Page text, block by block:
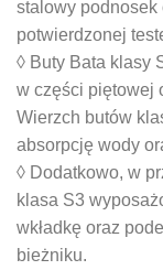
stalowy podnosek
potwierdzonej
◊ Buty Bata klasy
w części piętowej
Wierzch butów
absorpcję wody
◊ Dodatkowo, w
klasa S3
wkładkę oraz
bieżniku.